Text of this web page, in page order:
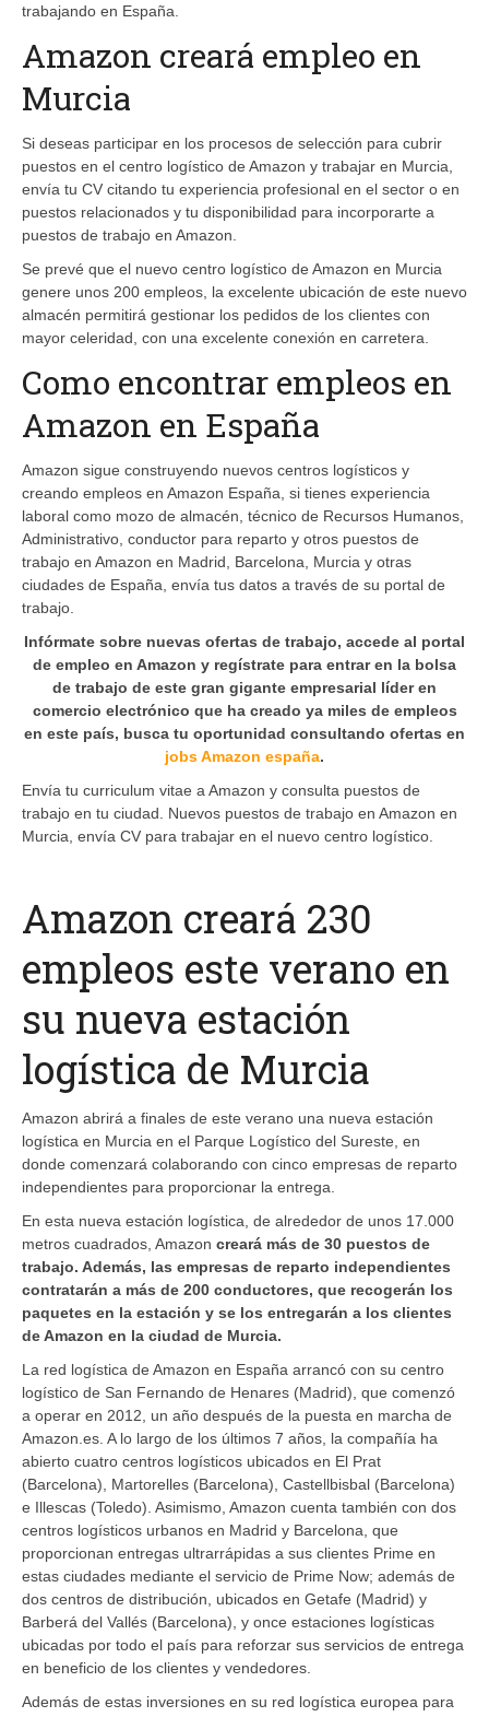
trabajando en España.
Amazon creará empleo en
Murcia
Si deseas participar en los procesos de selección para cubrir
puestos en el centro logístico de Amazon y trabajar en Murcia,
envía tu CV citando tu experiencia profesional en el sector o en
puestos relacionados y tu disponibilidad para incorporarte a
puestos de trabajo en Amazon.
Se prevé que el nuevo centro logístico de Amazon en Murcia
genere unos 200 empleos, la excelente ubicación de este nuevo
almacén permitirá gestionar los pedidos de los clientes con
mayor celeridad, con una excelente conexión en carretera.
Como encontrar empleos en
Amazon en España
Amazon sigue construyendo nuevos centros logísticos y
creando empleos en Amazon España, si tienes experiencia
laboral como mozo de almacén, técnico de Recursos Humanos,
Administrativo, conductor para reparto y otros puestos de
trabajo en Amazon en Madrid, Barcelona, Murcia y otras
ciudades de España, envía tus datos a través de su portal de
trabajo.
Infórmate sobre nuevas ofertas de trabajo, accede al portal
de empleo en Amazon y regístrate para entrar en la bolsa
de trabajo de este gran gigante empresarial líder en
comercio electrónico que ha creado ya miles de empleos
en este país, busca tu oportunidad consultando ofertas en
jobsAmazon españa.
Envía tu curriculum vitae a Amazon y consulta puestos de
trabajo en tu ciudad. Nuevos puestos de trabajo en Amazon en
Murcia, envía CV para trabajar en el nuevo centro logístico.
Amazon creará 230
empleos este verano en
su nueva estación
logística de Murcia
Amazon abrirá a finales de este verano una nueva estación
logística en Murcia en el Parque Logístico del Sureste, en
donde comenzará colaborando con cinco empresas de reparto
independientes para proporcionar la entrega.
En esta nueva estación logística, de alrededor de unos 17.000
metros cuadrados, Amazon creará más de 30 puestos de
trabajo. Además, las empresas de reparto independientes
contratarán a más de 200 conductores, que recogerán los
paquetes en la estación y se los entregarán a los clientes
de Amazon en la ciudad de Murcia.
La red logística de Amazon en España arrancó con su centro
logístico de San Fernando de Henares (Madrid), que comenzó
a operar en 2012, un año después de la puesta en marcha de
Amazon.es. A lo largo de los últimos 7 años, la compañía ha
abierto cuatro centros logísticos ubicados en El Prat
(Barcelona), Martorelles (Barcelona), Castellbisbal (Barcelona)
e Illescas (Toledo). Asimismo, Amazon cuenta también con dos
centros logísticos urbanos en Madrid y Barcelona, que
proporcionan entregas ultrarrápidas a sus clientes Prime en
estas ciudades mediante el servicio de Prime Now; además de
dos centros de distribución, ubicados en Getafe (Madrid) y
Barberá del Vallés (Barcelona), y once estaciones logísticas
ubicadas por todo el país para reforzar sus servicios de entrega
en beneficio de los clientes y vendedores.
Además de estas inversiones en su red logística europea para